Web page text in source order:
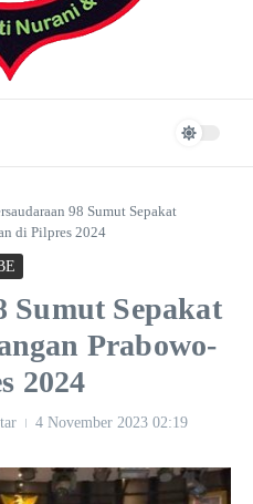
98 Sumut Sepakat
di Pilpres 2024
Sumut Sepakat
Prabowo-
2024
4 November 2023 02:19